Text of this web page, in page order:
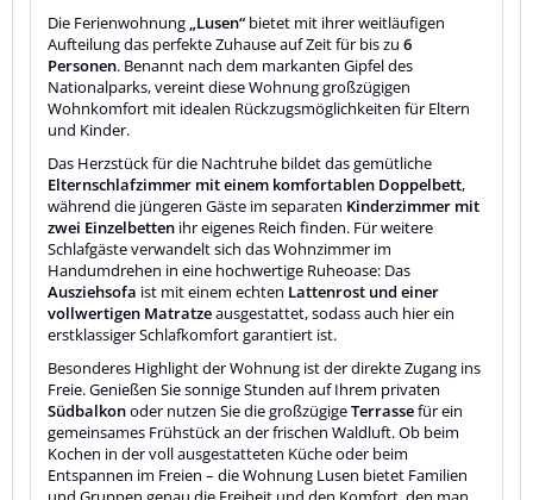
Die Ferienwohnung „Lusen“ bietet mit ihrer weitläufigen
Aufteilung das perfekte Zuhause auf Zeit für bis zu 6
Personen. Benannt nach dem markanten Gipfel des
Nationalparks, vereint diese Wohnung großzügigen
Wohnkomfort mit idealen Rückzugsmöglichkeiten für Eltern
und Kinder.
Das Herzstück für die Nachtruhe bildet das gemütliche
Elternschlafzimmer mit einem komfortablen Doppelbett,
während die jüngeren Gäste im separaten Kinderzimmer mit
zwei Einzelbetten ihr eigenes Reich finden. Für weitere
Schlafgäste verwandelt sich das Wohnzimmer im
Handumdrehen in eine hochwertige Ruheoase: Das
Ausziehsofa ist mit einem echten Lattenrost und einer
vollwertigen Matratzeausgestattet, sodass auch hier ein
erstklassiger Schlafkomfort garantiert ist.
Besonderes Highlight der Wohnung ist der direkte Zugang ins
Freie. Genießen Sie sonnige Stunden auf Ihrem privaten
Südbalkonoder nutzen Sie die großzügigeTerrassefür ein
gemeinsames Frühstück an der frischen Waldluft. Ob beim
Kochen in der voll ausgestatteten Küche oder beim
Entspannen im Freien – die Wohnung Lusen bietet Familien